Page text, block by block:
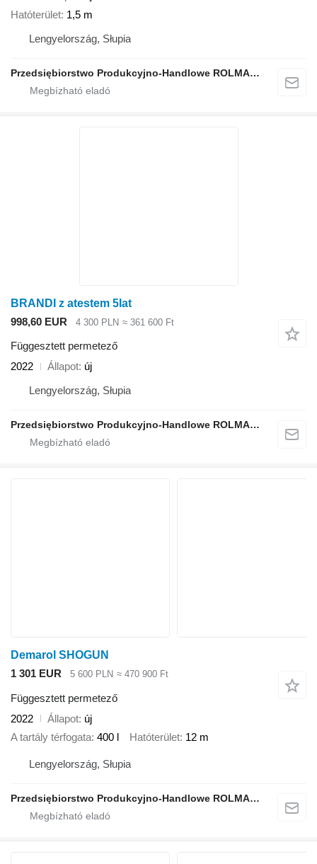
Hatóterület 1,5 m
Lengyelország, Słupia
Przedsiębiorstwo Produkcyjno-Handlowe ROLMAPOL Marcin Dziekan
BRANDI z atestem 5lat
998,60 EUR
4 300 PLN ≈ 361 600 Ft
Függesztett permetező
2022
Állapot új
Lengyelország, Słupia
Przedsiębiorstwo Produkcyjno-Handlowe ROLMAPOL Marcin Dziekan
Demarol SHOGUN
1 301 EUR
5 600 PLN ≈ 470 900 Ft
Függesztett permetező
2022
Állapot új
A tartály térfogata 400 l Hatóterület 12 m
Lengyelország, Słupia
Przedsiębiorstwo Produkcyjno-Handlowe ROLMAPOL Marcin Dziekan